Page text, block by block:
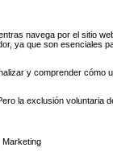
navega por el sitio
ya que son esenciales
y comprender cómo
la exclusión voluntaria
Marketing